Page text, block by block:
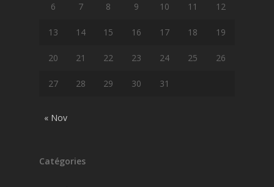
6 7 8 9 10 11 12
13 14 15 16 17 18 19
20 21 22 23 24 25 26
27 28 29 30 31
« Nov
Catégories